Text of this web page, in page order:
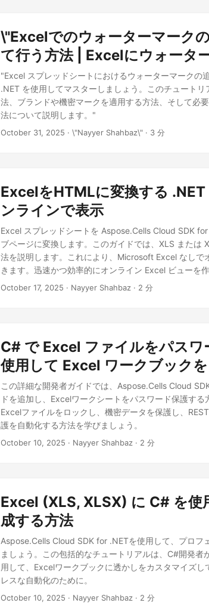
\"Excelでのウォーターマーク
て行う方法 | Excelにウォータ
"Excel スプレッドシートにおけるウォーターマーク
.NET を使用してマスターしましょう。このチュート
法、ブランドや機密マークを適用する方法、そして必
法について説明します。"
October 31, 2025 · \"Nayyer Shahbaz\" · 3 分
ExcelをHTMLに変換する
ンラインで表示
Excel スプレッドシートを Aspose.Cells Cloud SDK
ブページに変換します。このガイドでは、XLS または
法を説明します。これにより、Microsoft Excel なし
きます。迅速かつ効率的にオンライン Excel ビューを
びます。
October 17, 2025 · Nayyer Shahbaz · 2 分
C# で Excel ファイルをパスワ
使用して Excel ワークブック
この詳細な開発者ガイドでは、Aspose.Cells Cloud
ドを追加し、Excelワークシートをパスワード保護す
Excelファイルをロックし、機密データを保護し、
護を自動化する方法を学びましょう。
October 10, 2025 · Nayyer Shahbaz · 2 分
Excel (XLS, XLSX) に C# を使
成する方法
Aspose.Cells Cloud SDK for .NETを使用して、プロフ
ましょう。この包括的なチュートリアルは、C#開発
用して、Excelワークブックに透かしをカスタマイズ
レスな自動化のために。
October 10, 2025 · Nayyer Shahbaz · 2 分